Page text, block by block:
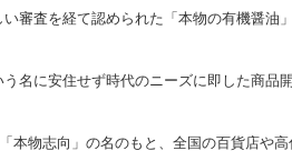
審査を経て認められた「本物の有機醤油
名に安住せず時代のニーズに即した商品
本物志向」の名のもと、全国の百貨店や